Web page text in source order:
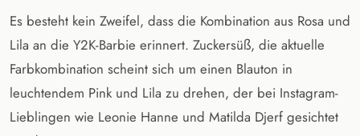
Es besteht kein Zweifel, dass die Kombination aus Rosa und
Lila an die Y2K-Barbie erinnert. Zuckersüß, die aktuelle
Farbkombination scheint sich um einen Blauton in
leuchtendem Pink und Lila zu drehen, der bei Instagram-
Lieblingen wie Leonie Hanne und Matilda Djerf gesichtet